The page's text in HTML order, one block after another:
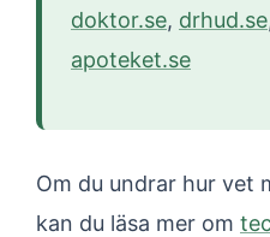
doktor.se, drhud.se
apoteket.se
Om du undrar hur vet
kan du läsa mer om